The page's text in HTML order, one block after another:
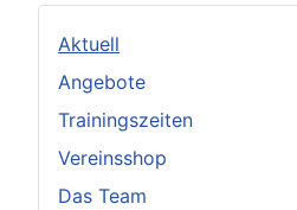
Aktuell
Angebote
Trainingszeiten
Vereinsshop
Das Team